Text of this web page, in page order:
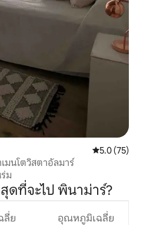
คะแนนเฉลี่ย
5.0 (75)
มนโตวิสตาอัลมาร์
ม
ดที่จะไป พินาม่าร์?
ลี่ย อุณหภูมิเฉลี่ย